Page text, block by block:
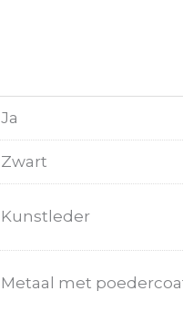
Ja
Zwart
Kunstleder
Metaal met